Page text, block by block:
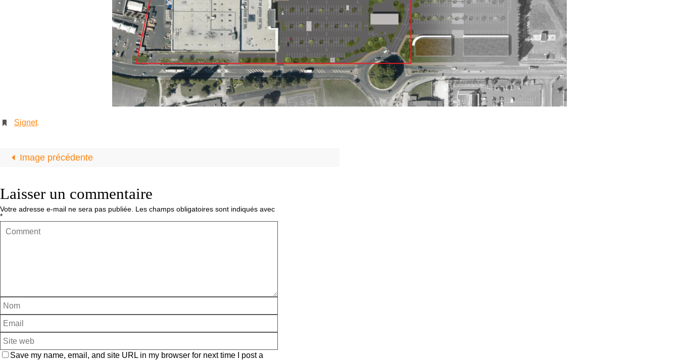
Signet.
Image précédente
Laisser un commentaire
Votre adresse e-mail ne sera pas publiée. Les champs obligatoires sont indiqués avec
*
Save my name, email, and site URL in my browser for next time I post a